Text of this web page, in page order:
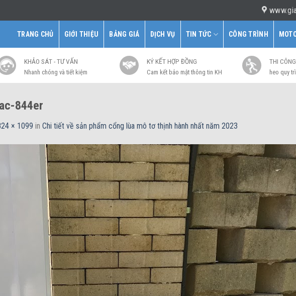
TRANG CHỦ GIỚI THIỆU BẢNG GIÁ DỊCH VỤ TIN TỨC CÔNG TRÌNH
KHẢO SÁT - TƯ VẤN
Nhanh chóng và tiết kiệm
KÝ KẾT HỢP ĐỒNG
Cam kết bảo mật thông tin KH
THI
heo quy
844er
× 1099 in Chi tiết về sản phẩm cổng lùa mô tơ thịnh hành nhất năm 2023